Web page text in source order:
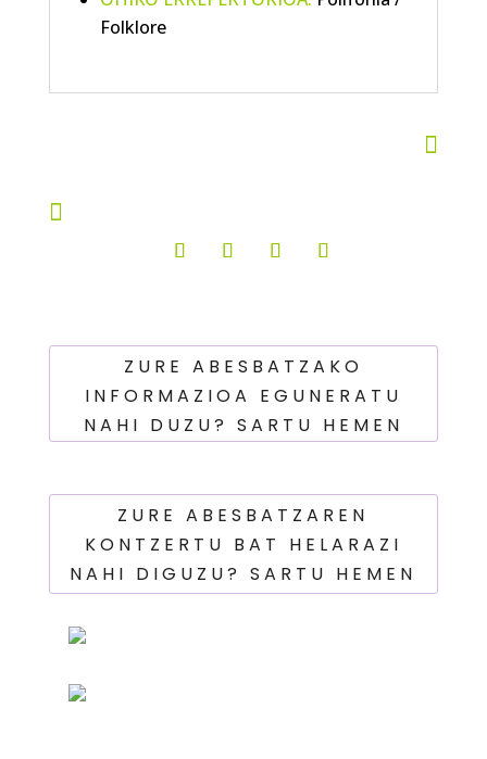
Folklore


ZURE ABESBATZAKO
INFORMAZIOA EGUNERATU
NAHI DUZU? SARTU HEMEN
ZURE ABESBATZAREN
KONTZERTU BAT HELARAZI
NAHI DIGUZU? SARTU HEMEN